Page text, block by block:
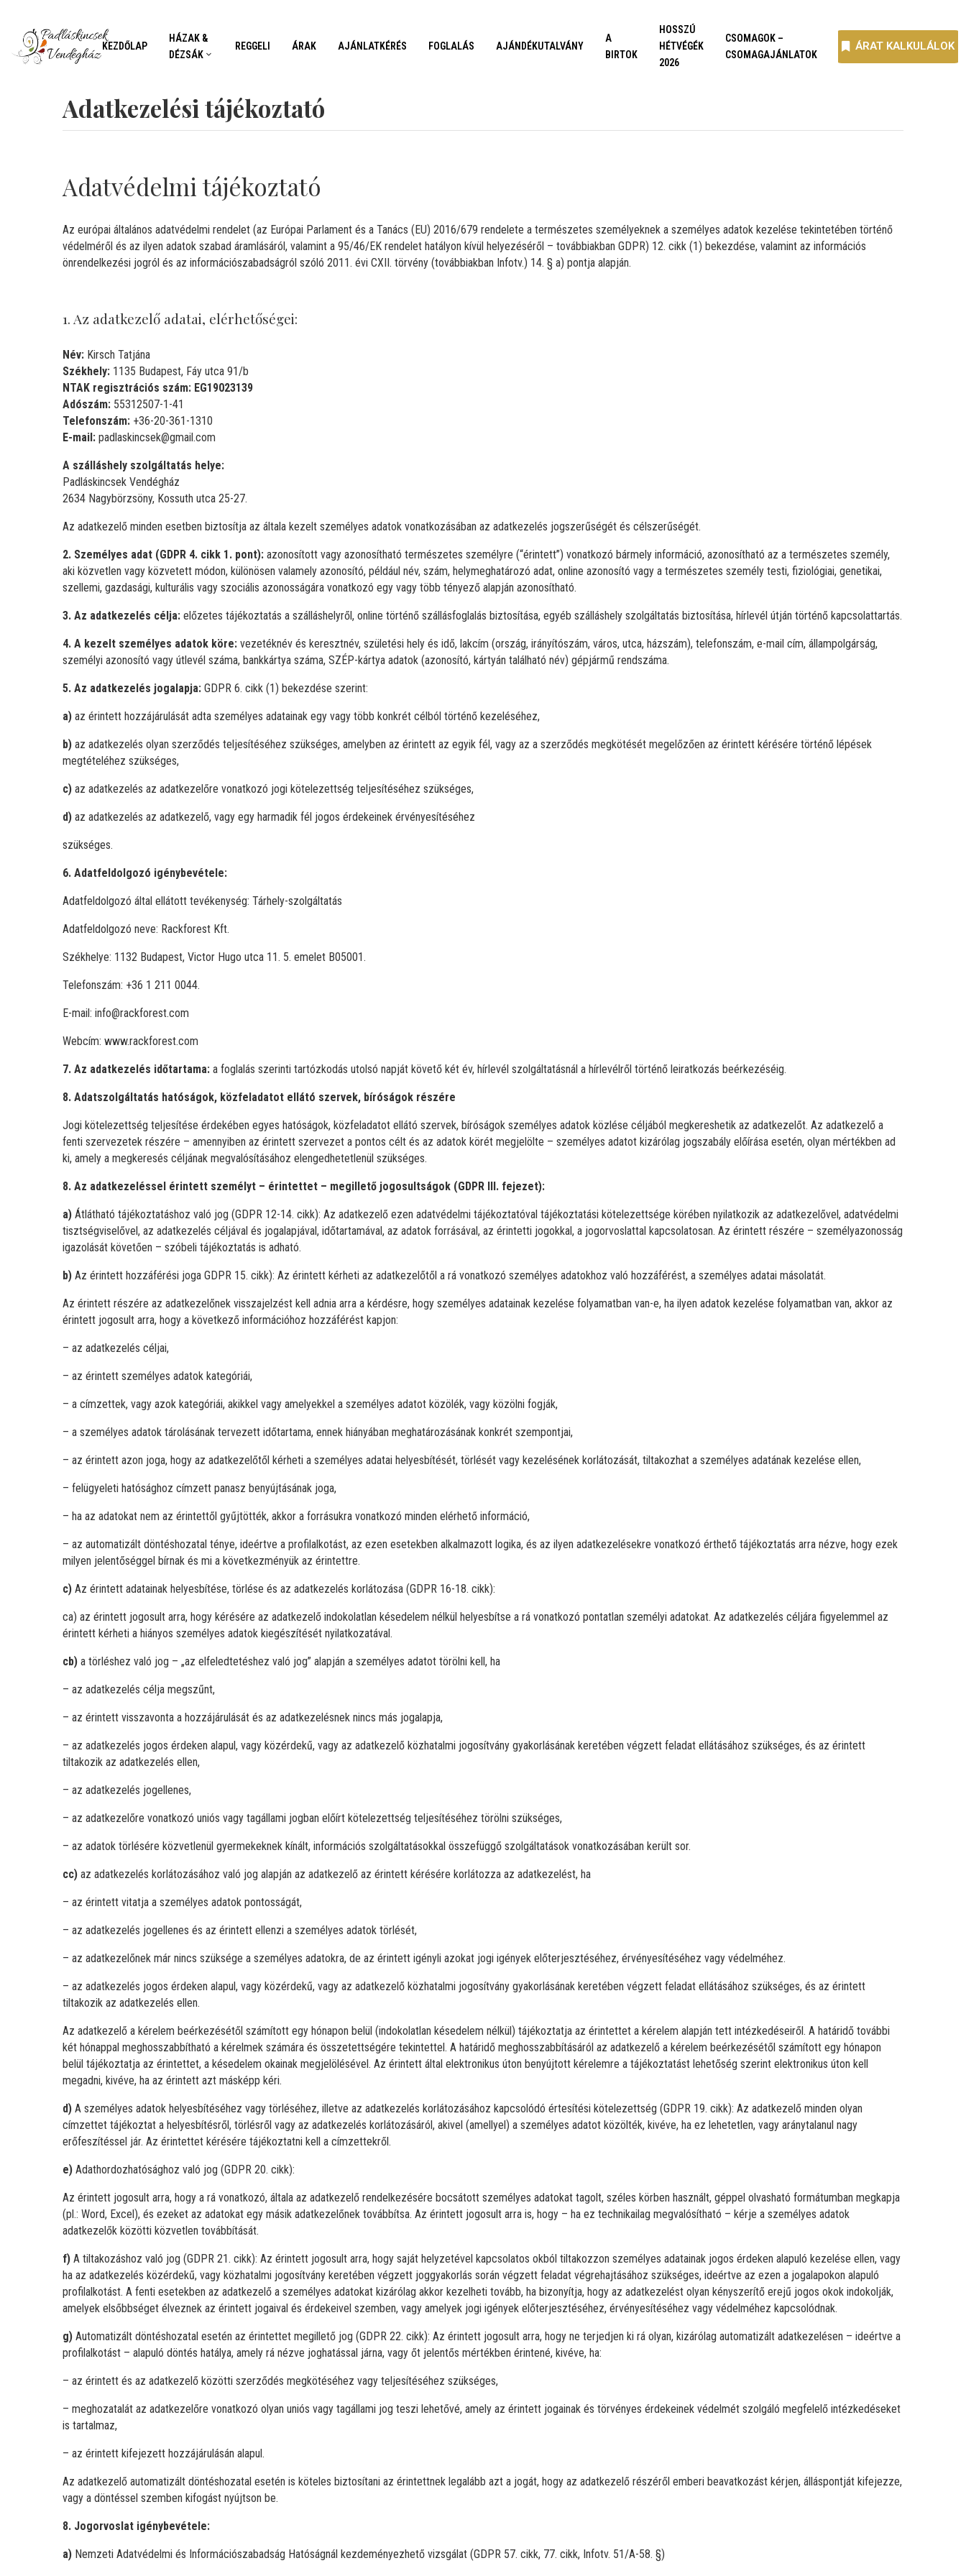
KEZDŐLAP
HÁZAK &
DÉZSÁK
REGGELI ÁRAK AJÁNLATKÉRÉS FOGLALÁS AJÁNDÉKUTALVÁNY
A
BIRTOK
HOSSZÚ
HÉTVÉGÉK
2026
CSOMAGOK –
CSOMAGAJÁNLATOK
ÁRAT KALKULÁLOK
Adatkezelési tájékoztató
Adatvédelmi tájékoztató
Az európai általános adatvédelmi rendelet (az Európai Parlament és a Tanács (EU) 2016/679 rendelete a természetes személyeknek a személyes adatok kezelése tekintetében történő
védelméről és az ilyen adatok szabad áramlásáról, valamint a 95/46/EK rendelet hatályon kívül helyezéséről – továbbiakban GDPR) 12. cikk (1) bekezdése, valamint az információs
önrendelkezési jogról és az információszabadságról szóló 2011. évi CXII. törvény (továbbiakban Infotv.) 14. § a) pontja alapján.
1. Az adatkezelő adatai, elérhetőségei:
Név: Kirsch Tatjána
Székhely: 1135 Budapest, Fáy utca 91/b
NTAK regisztrációs szám: EG19023139
Adószám: 55312507-1-41
Telefonszám: +36-20-361-1310
E-mail: padlaskincsek@gmail.com
A szálláshely szolgáltatás helye:
Padláskincsek Vendégház
2634 Nagybörzsöny, Kossuth utca 25-27.
Az adatkezelő minden esetben biztosítja az általa kezelt személyes adatok vonatkozásában az adatkezelés jogszerűségét és célszerűségét.
2. Személyes adat (GDPR 4. cikk 1. pont): azonosított vagy azonosítható természetes személyre (“érintett”) vonatkozó bármely információ, azonosítható az a természetes személy,
aki közvetlen vagy közvetett módon, különösen valamely azonosító, például név, szám, helymeghatározó adat, online azonosító vagy a természetes személy testi, fiziológiai, genetikai,
szellemi, gazdasági, kulturális vagy szociális azonosságára vonatkozó egy vagy több tényező alapján azonosítható.
3. Az adatkezelés célja: előzetes tájékoztatás a szálláshelyről, online történő szállásfoglalás biztosítása, egyéb szálláshely szolgáltatás biztosítása, hírlevél útján történő kapcsolattartás.
4. A kezelt személyes adatok köre: vezetéknév és keresztnév, születési hely és idő, lakcím (ország, irányítószám, város, utca, házszám), telefonszám, e-mail cím, állampolgárság,
személyi azonosító vagy útlevél száma, bankkártya száma, SZÉP-kártya adatok (azonosító, kártyán található név) gépjármű rendszáma.
5. Az adatkezelés jogalapja: GDPR 6. cikk (1) bekezdése szerint:
a) az érintett hozzájárulását adta személyes adatainak egy vagy több konkrét célból történő kezeléséhez,
b) az adatkezelés olyan szerződés teljesítéséhez szükséges, amelyben az érintett az egyik fél, vagy az a szerződés megkötését megelőzően az érintett kérésére történő lépések
megtételéhez szükséges,
c) az adatkezelés az adatkezelőre vonatkozó jogi kötelezettség teljesítéséhez szükséges,
d) az adatkezelés az adatkezelő, vagy egy harmadik fél jogos érdekeinek érvényesítéséhez
szükséges.
6. Adatfeldolgozó igénybevétele:
Adatfeldolgozó által ellátott tevékenység: Tárhely-szolgáltatás
Adatfeldolgozó neve: Rackforest Kft.
Székhelye: 1132 Budapest, Victor Hugo utca 11. 5. emelet B05001.
Telefonszám: +36 1 211 0044.
E-mail: info@rackforest.com
Webcím: www.rackforest.com
7. Az adatkezelés időtartama: a foglalás szerinti tartózkodás utolsó napját követő két év, hírlevél szolgáltatásnál a hírlevélről történő leiratkozás beérkezéséig.
8. Adatszolgáltatás hatóságok, közfeladatot ellátó szervek, bíróságok részére
Jogi kötelezettség teljesítése érdekében egyes hatóságok, közfeladatot ellátó szervek, bíróságok személyes adatok közlése céljából megkereshetik az adatkezelőt. Az adatkezelő a
fenti szervezetek részére – amennyiben az érintett szervezet a pontos célt és az adatok körét megjelölte – személyes adatot kizárólag jogszabály előírása esetén, olyan mértékben ad
ki, amely a megkeresés céljának megvalósításához elengedhetetlenül szükséges.
8. Az adatkezeléssel érintett személyt – érintettet – megillető jogosultságok (GDPR III. fejezet):
a) Átlátható tájékoztatáshoz való jog (GDPR 12-14. cikk): Az adatkezelő ezen adatvédelmi tájékoztatóval tájékoztatási kötelezettsége körében nyilatkozik az adatkezelővel, adatvédelmi
tisztségviselővel, az adatkezelés céljával és jogalapjával, időtartamával, az adatok forrásával, az érintetti jogokkal, a jogorvoslattal kapcsolatosan. Az érintett részére – személyazonosság
igazolását követően – szóbeli tájékoztatás is adható.
b) Az érintett hozzáférési joga GDPR 15. cikk): Az érintett kérheti az adatkezelőtől a rá vonatkozó személyes adatokhoz való hozzáférést, a személyes adatai másolatát.
Az érintett részére az adatkezelőnek visszajelzést kell adnia arra a kérdésre, hogy személyes adatainak kezelése folyamatban van-e, ha ilyen adatok kezelése folyamatban van, akkor az
érintett jogosult arra, hogy a következő információhoz hozzáférést kapjon:
– az adatkezelés céljai,
– az érintett személyes adatok kategóriái,
– a címzettek, vagy azok kategóriái, akikkel vagy amelyekkel a személyes adatot közölék, vagy közölni fogják,
– a személyes adatok tárolásának tervezett időtartama, ennek hiányában meghatározásának konkrét szempontjai,
– az érintett azon joga, hogy az adatkezelőtől kérheti a személyes adatai helyesbítését, törlését vagy kezelésének korlátozását, tiltakozhat a személyes adatának kezelése ellen,
– felügyeleti hatósághoz címzett panasz benyújtásának joga,
– ha az adatokat nem az érintettől gyűjtötték, akkor a forrásukra vonatkozó minden elérhető információ,
– az automatizált döntéshozatal ténye, ideértve a profilalkotást, az ezen esetekben alkalmazott logika, és az ilyen adatkezelésekre vonatkozó érthető tájékoztatás arra nézve, hogy ezek
milyen jelentőséggel bírnak és mi a következményük az érintettre.
c) Az érintett adatainak helyesbítése, törlése és az adatkezelés korlátozása (GDPR 16-18. cikk):
ca) az érintett jogosult arra, hogy kérésére az adatkezelő indokolatlan késedelem nélkül helyesbítse a rá vonatkozó pontatlan személyi adatokat. Az adatkezelés céljára figyelemmel az
érintett kérheti a hiányos személyes adatok kiegészítését nyilatkozatával.
cb) a törléshez való jog – „az elfeledtetéshez való jog” alapján a személyes adatot törölni kell, ha
– az adatkezelés célja megszűnt,
– az érintett visszavonta a hozzájárulását és az adatkezelésnek nincs más jogalapja,
– az adatkezelés jogos érdeken alapul, vagy közérdekű, vagy az adatkezelő közhatalmi jogosítvány gyakorlásának keretében végzett feladat ellátásához szükséges, és az érintett
tiltakozik az adatkezelés ellen,
– az adatkezelés jogellenes,
– az adatkezelőre vonatkozó uniós vagy tagállami jogban előírt kötelezettség teljesítéséhez törölni szükséges,
– az adatok törlésére közvetlenül gyermekeknek kínált, információs szolgáltatásokkal összefüggő szolgáltatások vonatkozásában került sor.
cc) az adatkezelés korlátozásához való jog alapján az adatkezelő az érintett kérésére korlátozza az adatkezelést, ha
– az érintett vitatja a személyes adatok pontosságát,
– az adatkezelés jogellenes és az érintett ellenzi a személyes adatok törlését,
– az adatkezelőnek már nincs szüksége a személyes adatokra, de az érintett igényli azokat jogi igények előterjesztéséhez, érvényesítéséhez vagy védelméhez.
– az adatkezelés jogos érdeken alapul, vagy közérdekű, vagy az adatkezelő közhatalmi jogosítvány gyakorlásának keretében végzett feladat ellátásához szükséges, és az érintett
tiltakozik az adatkezelés ellen.
Az adatkezelő a kérelem beérkezésétől számított egy hónapon belül (indokolatlan késedelem nélkül) tájékoztatja az érintettet a kérelem alapján tett intézkedéseiről. A határidő további
két hónappal meghosszabbítható a kérelmek számára és összetettségére tekintettel. A határidő meghosszabbításáról az adatkezelő a kérelem beérkezésétől számított egy hónapon
belül tájékoztatja az érintettet, a késedelem okainak megjelölésével. Az érintett által elektronikus úton benyújtott kérelemre a tájékoztatást lehetőség szerint elektronikus úton kell
megadni, kivéve, ha az érintett azt másképp kéri.
d) A személyes adatok helyesbítéséhez vagy törléséhez, illetve az adatkezelés korlátozásához kapcsolódó értesítési kötelezettség (GDPR 19. cikk): Az adatkezelő minden olyan
címzettet tájékoztat a helyesbítésről, törlésről vagy az adatkezelés korlátozásáról, akivel (amellyel) a személyes adatot közölték, kivéve, ha ez lehetetlen, vagy aránytalanul nagy
erőfeszítéssel jár. Az érintettet kérésére tájékoztatni kell a címzettekről.
e) Adathordozhatósághoz való jog (GDPR 20. cikk):
Az érintett jogosult arra, hogy a rá vonatkozó, általa az adatkezelő rendelkezésére bocsátott személyes adatokat tagolt, széles körben használt, géppel olvasható formátumban megkapja
(pl.: Word, Excel), és ezeket az adatokat egy másik adatkezelőnek továbbítsa. Az érintett jogosult arra is, hogy – ha ez technikailag megvalósítható – kérje a személyes adatok
adatkezelők közötti közvetlen továbbítását.
f) A tiltakozáshoz való jog (GDPR 21. cikk): Az érintett jogosult arra, hogy saját helyzetével kapcsolatos okból tiltakozzon személyes adatainak jogos érdeken alapuló kezelése ellen, vagy
ha az adatkezelés közérdekű, vagy közhatalmi jogosítvány keretében végzett joggyakorlás során végzett feladat végrehajtásához szükséges, ideértve az ezen a jogalapokon alapuló
profilalkotást. A fenti esetekben az adatkezelő a személyes adatokat kizárólag akkor kezelheti tovább, ha bizonyítja, hogy az adatkezelést olyan kényszerítő erejű jogos okok indokolják,
amelyek elsőbbséget élveznek az érintett jogaival és érdekeivel szemben, vagy amelyek jogi igények előterjesztéséhez, érvényesítéséhez vagy védelméhez kapcsolódnak.
g) Automatizált döntéshozatal esetén az érintettet megillető jog (GDPR 22. cikk): Az érintett jogosult arra, hogy ne terjedjen ki rá olyan, kizárólag automatizált adatkezelésen – ideértve a
profilalkotást – alapuló döntés hatálya, amely rá nézve joghatással járna, vagy őt jelentős mértékben érintené, kivéve, ha:
– az érintett és az adatkezelő közötti szerződés megkötéséhez vagy teljesítéséhez szükséges,
– meghozatalát az adatkezelőre vonatkozó olyan uniós vagy tagállami jog teszi lehetővé, amely az érintett jogainak és törvényes érdekeinek védelmét szolgáló megfelelő intézkedéseket
is tartalmaz,
– az érintett kifejezett hozzájárulásán alapul.
Az adatkezelő automatizált döntéshozatal esetén is köteles biztosítani az érintettnek legalább azt a jogát, hogy az adatkezelő részéről emberi beavatkozást kérjen, álláspontját kifejezze,
vagy a döntéssel szemben kifogást nyújtson be.
8. Jogorvoslat igénybevétele:
a) Nemzeti Adatvédelmi és Információszabadság Hatóságnál kezdeményezhető vizsgálat (GDPR 57. cikk, 77. cikk, Infotv. 51/A-58. §)